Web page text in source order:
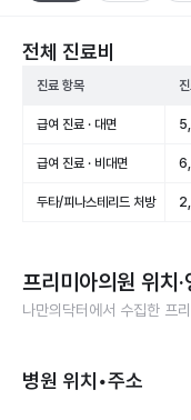
전체 진료비
진료 항목
급여 진료 · 대면
급여 진료 · 비대면
두타/피나스테리드 처방
프리미아의원 위치
나만의닥터에서 수집한 프
병원 위치•주소